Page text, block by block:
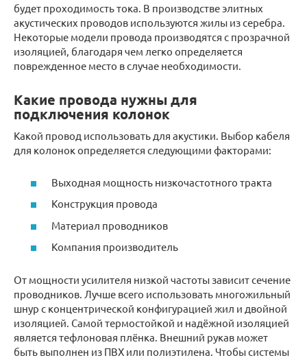
будет проходимость тока. В производстве элитных
акустических проводов используются жилы из серебра.
Некоторые модели провода производятся с прозрачной
изоляцией, благодаря чем легко определяется
поврежденное место в случае необходимости.
Какие провода нужны для
подключения колонок
Какой провод использовать для акустики. Выбор кабеля
для колонок определяется следующими факторами:
Выходная мощность низкочастотного тракта
Конструкция провода
Материал проводников
Компания производитель
От мощности усилителя низкой частоты зависит сечение
проводников. Лучше всего использовать многожильный
шнур с концентрической конфигурацией жил и двойной
изоляцией. Самой термостойкой и надёжной изоляцией
является тефлоновая плёнка. Внешний рукав может
быть выполнен из ПВХ или полиэтилена. Чтобы системы